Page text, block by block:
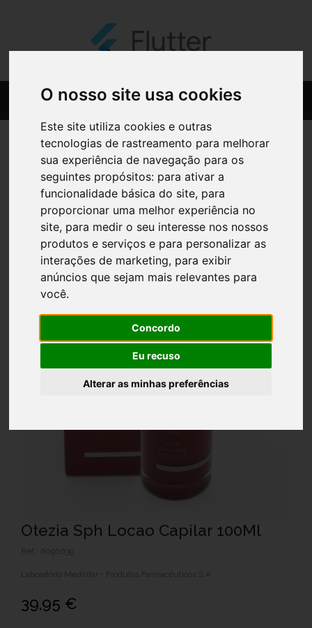
O nosso site usa cookies
Este site utiliza cookies e outras
tecnologias de rastreamento para melhorar
sua experiência de navegação para os
seguintes propósitos: para ativar a
funcionalidade básica do site, para
proporcionar uma melhor experiência no
site, para medir o seu interesse nos nossos
produtos e serviços e para personalizar as
interações de marketing, para exibir
anúncios que sejam mais relevantes para
você.
Concordo
Eu recuso
Alterar as minhas preferências
Otezia Sph Locao Capilar 100Ml
Ref.: 6090639
Laboratório Medinfar - Produtos Farmacêuticos S.A.
39,95 €